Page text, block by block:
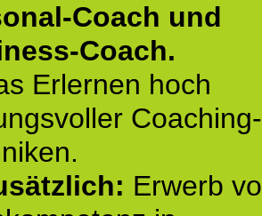
Coach und
Coach.
Erlernen hoch
Coaching-
Erwerb